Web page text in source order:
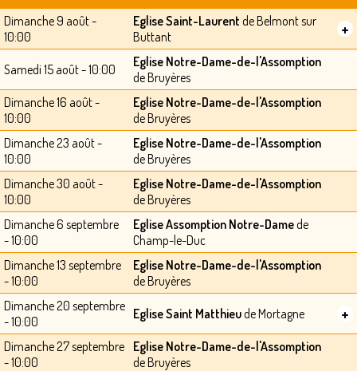
Dimanche 9 août -
10:00
Eglise Saint-Laurent de Belmont sur
Buttant
+
Samedi 15 août - 10:00
Eglise Notre-Dame-de-l'Assomption
de Bruyères
Dimanche 16 août -
10:00
Eglise Notre-Dame-de-l'Assomption
de Bruyères
Dimanche 23 août -
10:00
Eglise Notre-Dame-de-l'Assomption
de Bruyères
Dimanche 30 août -
10:00
Eglise Notre-Dame-de-l'Assomption
de Bruyères
Dimanche 6 septembre
- 10:00
Eglise Assomption Notre-Damede
Champ-le-Duc
Dimanche 13 septembre
- 10:00
Eglise Notre-Dame-de-l'Assomption
de Bruyères
Dimanche 20 septembre
- 10:00
Eglise Saint Matthieude Mortagne +
Dimanche 27 septembre
- 10:00
Eglise Notre-Dame-de-l'Assomption
de Bruyères